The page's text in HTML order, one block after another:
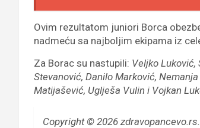
Ovim rezultatom juniori Borca
nadmeću sa najboljim ekipama iz
Za Borac su nastupili: Veljko Luković,
Stevanović, Danilo Marković,
Matijašević, Uglješa Vulin i Vojkan
Copyright © 2026